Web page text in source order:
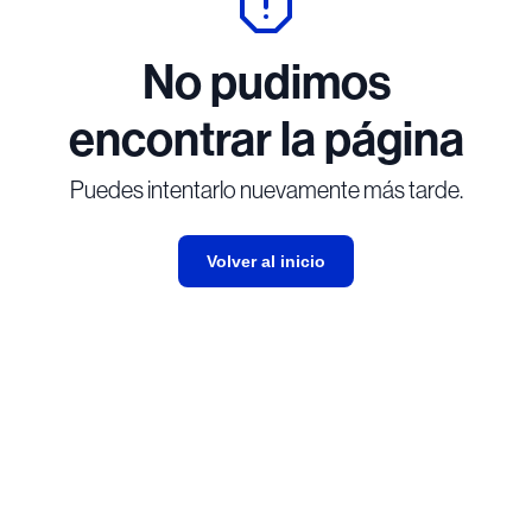
No pudimos
encontrar la página
Puedes intentarlo nuevamente más tarde.
Volver al inicio